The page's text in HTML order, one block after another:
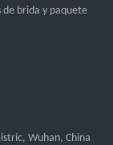
brida y paquete
Wuhan, China